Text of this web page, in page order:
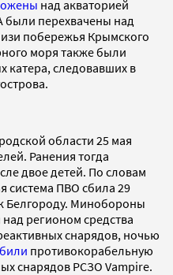
над акваторией
были перехвачены над
побережья Крымского
моря также были
катера, следовавших в
области 25 мая
Ранения тогда
двое детей. По словам
система ПВО сбила 29
Белгороду. Минобороны
регионом средства
снарядов, ночью
противокорабельную
снарядов РСЗО Vampire.